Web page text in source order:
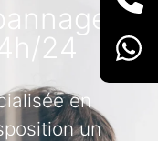
24
en
un